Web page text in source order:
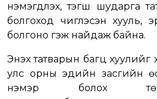
нэмэгдүүлэх, тэгш шударга
болгоход чиглэсэн хууль,
болгоно гэж найдаж байна.
Энэхүү татварын багц
улс орны эдийн засгийн
нэмэр болох